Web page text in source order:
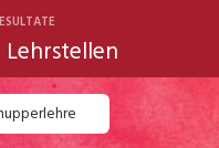
Pharma
Pflege/Soziales
Lehrstellen